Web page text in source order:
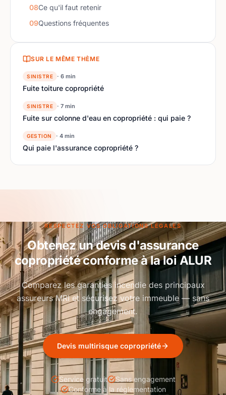
08Ce qu'il faut retenir
09Questions fréquentes
SUR LE MÊME THÈME
SINISTRE · 6 min
Fuite toiture copropriété
SINISTRE · 7 min
Fuite sur colonne d'eau en copropriété : qui paie ?
GESTION · 4 min
Qui paie l'assurance copropriété ?
RESPECTEZ VOS OBLIGATIONS LÉGALES
Obtenez un devis d'assurance
copropriété conforme à la loi ALUR
Comparez les garanties incendie des principaux
assureurs MRI et sécurisez votre immeuble — sans
engagement.
Devis multirisque copropriété
Service gratuit
Sans engagement
Conforme à la réglementation